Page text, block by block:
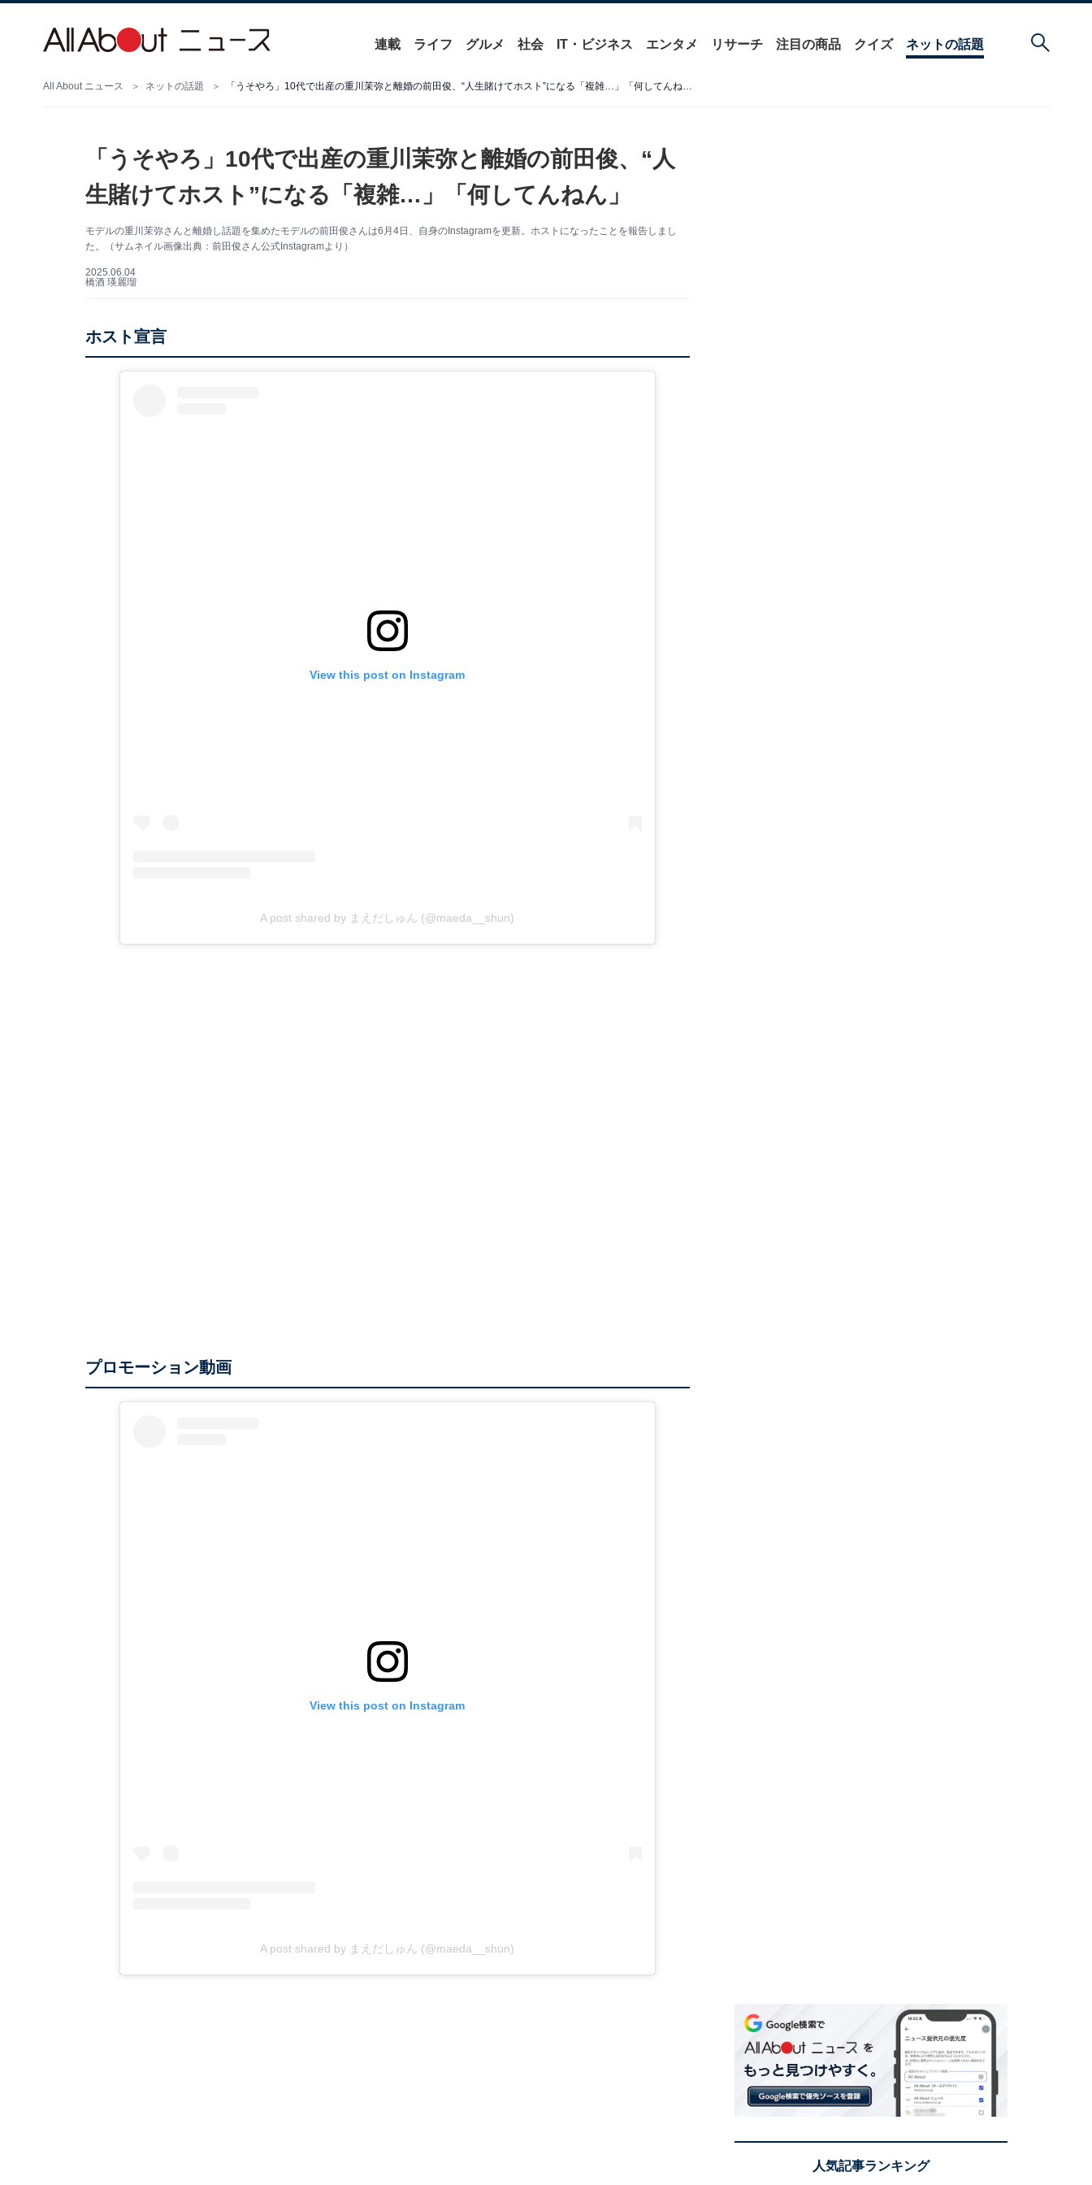
連載 ライフ グルメ 社会 IT・ビジネス エンタメ リサーチ 注目の商品 クイズ ネットの話題
All About ニュース ネットの話題 「うそやろ」10代で出産の重川茉弥と離婚の前田俊、“人生賭けてホスト”になる「複雑…」「何してんねん」
「うそやろ」10代で出産の重川茉弥と離婚の前田俊、“人
生賭けてホスト”になる「複雑…」「何してんねん」
モデルの重川茉弥さんと離婚し話題を集めたモデルの前田俊さんは6月4日、自身のInstagramを更新。ホストになったことを報告しまし
た。（サムネイル画像出典：前田俊さん公式Instagramより）
2025.06.04
橋酒 瑛麗瑠
ホスト宣言
View this post on Instagram
A post shared by まえだしゅん (@maeda__shun)
プロモーション動画
View this post on Instagram
A post shared by まえだしゅん (@maeda__shun)